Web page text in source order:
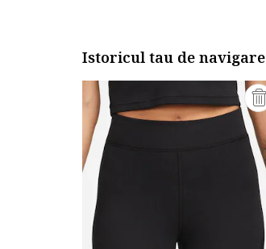
Istoricul tau de navigare